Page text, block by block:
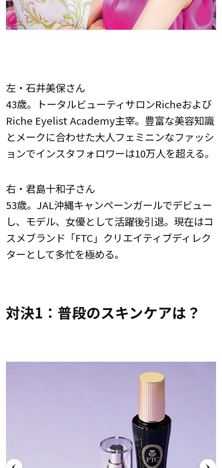
左・石井美保さん
43歳。トータルビューティサロンRicheおよび
Riche Eyelist Academy主宰。豊富な美容知識
とメークに合わせた大人フェミニンなファッシ
ョンでインスタフォロワーは10万人を超える。
右・君島十和子さん
53歳。JAL沖縄キャンペーンガールでデビュー
し、モデル、女優として活躍後引退。現在はコ
スメブランド「FTC」クリエイティブディレク
ターとして多忙を極める。
対決1：普段のスキンケアは？